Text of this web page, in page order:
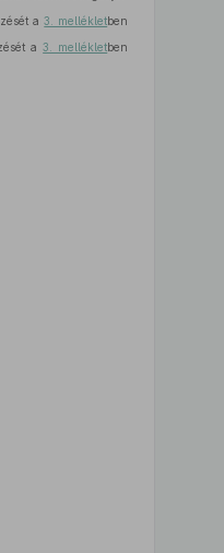
a3. mellékletben
a3. mellékletben